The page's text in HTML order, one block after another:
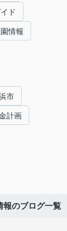
ド
情報
市
計画
報のブログ一覧